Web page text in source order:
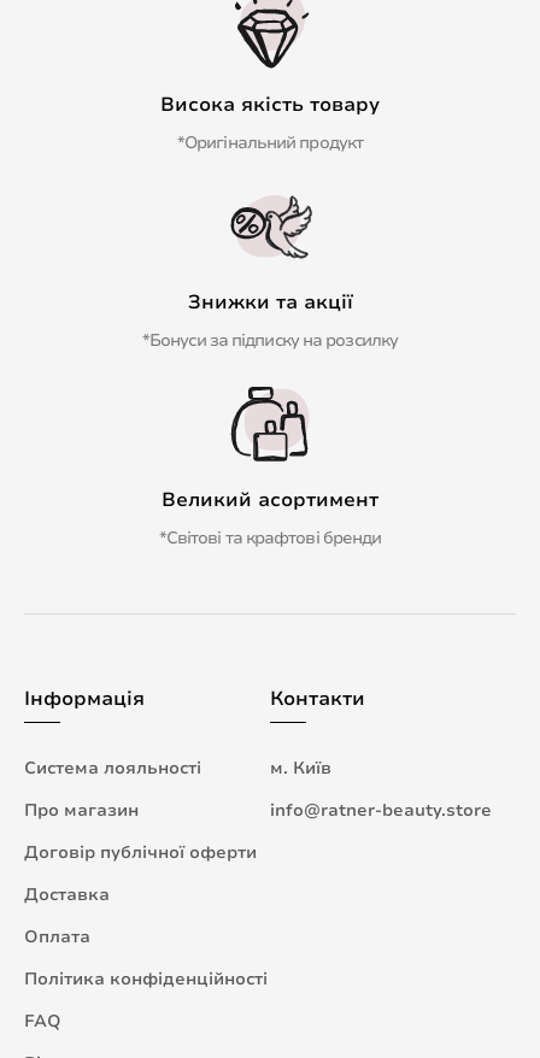
Висока якість товару
*Оригінальний продукт
Знижки та акції
*Бонуси за підписку на розсилку
Великий асортимент
*Світові та крафтові бренди
Інформація
Система лояльності
Про магазин
Договір публічної оферти
Доставка
Оплата
Політика конфіденційності
FAQ
Контакти
м. Київ
info@ratner-beauty.store